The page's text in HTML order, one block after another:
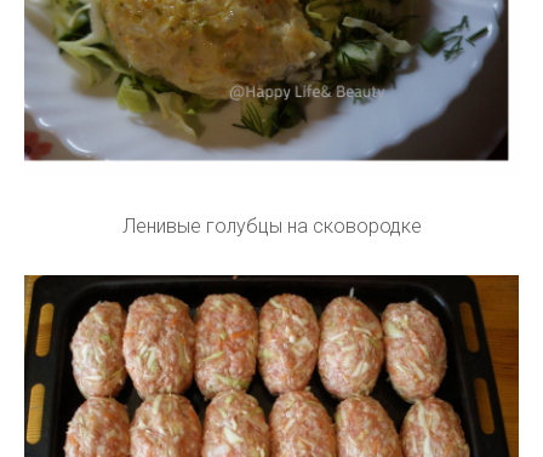
Ленивые голубцы на сковородке